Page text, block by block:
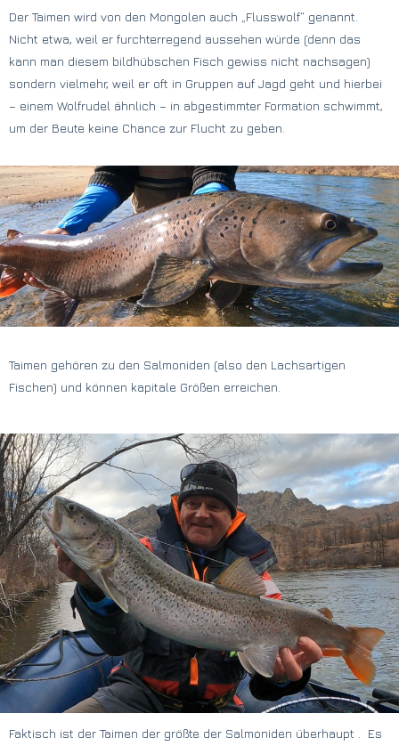
Der Taimen wird von den Mongolen auch „Flusswolf“ genannt.
Nicht etwa, weil er furchterregend aussehen würde (denn das
kann man diesem bildhübschen Fisch gewiss nicht nachsagen)
sondern vielmehr, weil er oft in Gruppen auf Jagd geht und hierbei
– einem Wolfrudel ähnlich – in abgestimmter Formation schwimmt,
um der Beute keine Chance zur Flucht zu geben.
Taimen gehören zu den Salmoniden (also den Lachsartigen
Fischen) und können kapitale Größen erreichen.
Faktisch ist der Taimen der größte der Salmoniden überhaupt . Es